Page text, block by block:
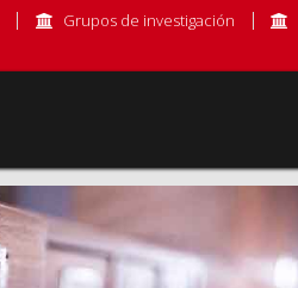
Grupos de investigación